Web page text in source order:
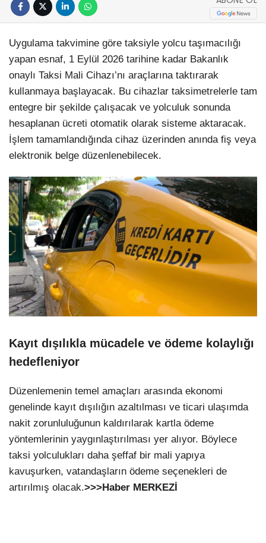
Uygulama takvimine göre taksiyle yolcu taşımacılığı
yapan esnaf, 1 Eylül 2026 tarihine kadar Bakanlık
onaylı Taksi Mali Cihazı’nı araçlarına taktırarak
kullanmaya başlayacak. Bu cihazlar taksimetrelerle tam
entegre bir şekilde çalışacak ve yolculuk sonunda
hesaplanan ücreti otomatik olarak sisteme aktaracak.
İşlem tamamlandığında cihaz üzerinden anında fiş veya
elektronik belge düzenlenebilecek.
Kayıt dışılıkla mücadele ve ödeme kolaylığı
hedefleniyor
Düzenlemenin temel amaçları arasında ekonomi
genelinde kayıt dışılığın azaltılması ve ticari ulaşımda
nakit zorunluluğunun kaldırılarak kartla ödeme
yöntemlerinin yaygınlaştırılması yer alıyor. Böylece
taksi yolculukları daha şeffaf bir mali yapıya
kavuşurken, vatandaşların ödeme seçenekleri de
artırılmış olacak.>>>Haber MERKEZİ